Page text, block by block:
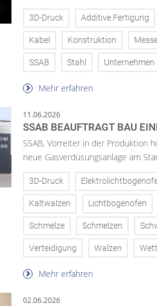
3D-Druck Additive Fertigung
Kabel Konstruktion
SSAB Stahl Unternehmen
Mehr erfahren
11.06.2026
SSAB BEAUFTRAGT BAU
SSAB, Vorreiter in der Produktion
neue Gasverdüsungsanlage am
3D-Druck
Kaltwalzen Lichtbogenofen
Schmelze Schmelzen
Verteidigung Walzen
Mehr erfahren
02.06.2026